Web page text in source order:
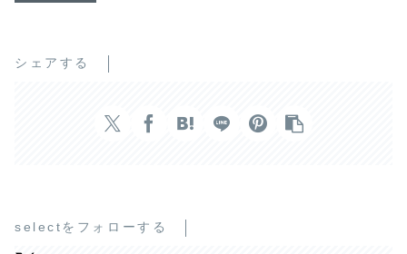
シェアする
selectをフォローする